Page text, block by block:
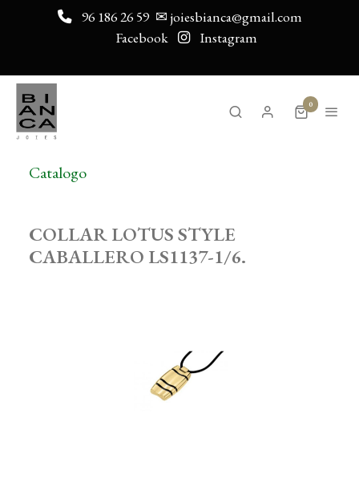
96 186 26 59 ✉ joiesbianca@gmail.com
Facebook
Instagram
0
Catalogo
COLLAR LOTUS STYLE
CABALLERO LS1137-1/6.